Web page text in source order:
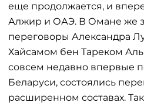
еще продолжается, и
Алжир и ОАЭ. В Омане же
переговоры Александра
Хайсамом бен Тареком
совсем недавно впервые
Беларуси, состоялись
расширенном составах.